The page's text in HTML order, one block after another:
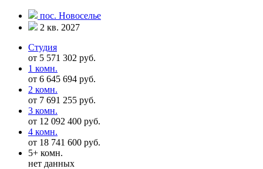
пос. Новоселье
2 кв. 2027
Студия
от 5 571 302 руб.
1 комн.
от 6 645 694 руб.
2 комн.
от 7 691 255 руб.
3 комн.
от 12 092 400 руб.
4 комн.
от 18 741 600 руб.
5+ комн.
нет данных